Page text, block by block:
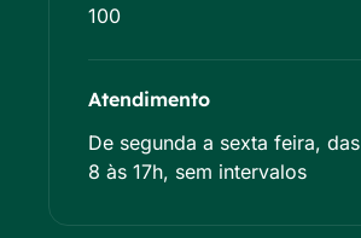
100
Atendimento
De segunda a sexta feira, das
8 às 17h, sem intervalos